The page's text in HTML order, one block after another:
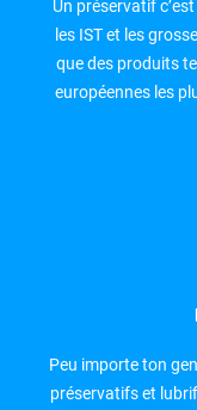
Un préservatif
les IST et les
que des produits
européennes les
Peu importe ton
préservatifs et